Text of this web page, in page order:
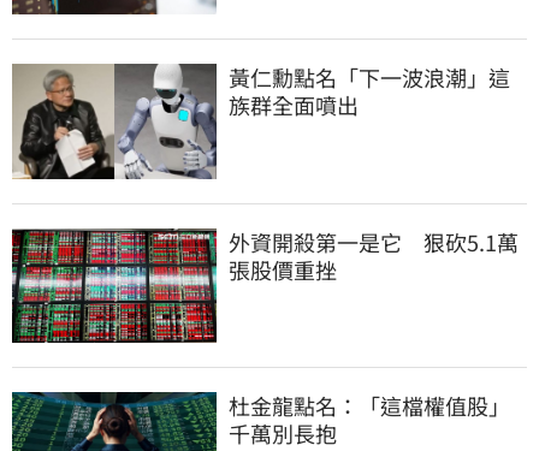
黃仁勳點名「下一波浪潮」這
族群全面噴出
外資開殺第一是它　狠砍5.1萬
張股價重挫
杜金龍點名：「這檔權值股」
千萬別長抱